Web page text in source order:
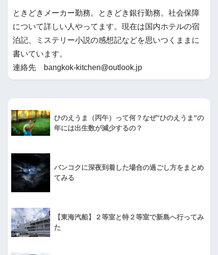
ときどきメーカー勤務。ときどき銀行勤務。社会保障
について詳しい人やってます。現在は国内ホテルの宿
泊記、ミステリー小説の感想記などを思いつくままに
書いています。
連絡先 bangkok-kitchen@outlook.jp
ひのえうま（丙午）って何？なぜ”ひのえうま”の
年には出生数が減少するの？
バンコクに深夜到着した場合の過ごし方をまとめ
てみる
【東海汽船】２等室と特２等室で新島へ行ってみ
た